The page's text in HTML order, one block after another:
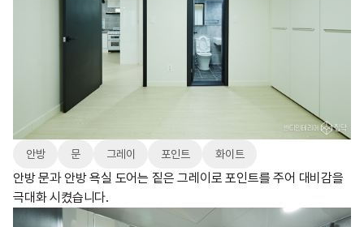
안방 문 그레이 포인트 화이트
안방 문과 안방 욕실 도어는 짙은 그레이로 포인트를 주어 대비감을
극대화 시켰습니다.